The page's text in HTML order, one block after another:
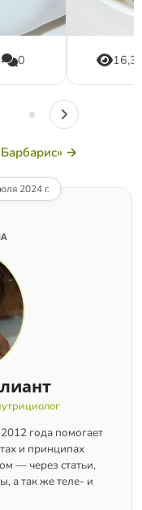
0
→
2024 г.
года помогает
и принципах
— через статьи,
а так же теле- и